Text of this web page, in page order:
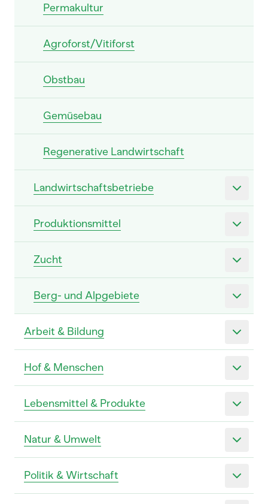
Permakultur
Agroforst/Vitiforst
Obstbau
Gemüsebau
Regenerative Landwirtschaft
Landwirtschaftsbetriebe
Produktionsmittel
Zucht
Berg- und Alpgebiete
Arbeit & Bildung
Hof & Menschen
Lebensmittel & Produkte
Natur & Umwelt
Politik & Wirtschaft